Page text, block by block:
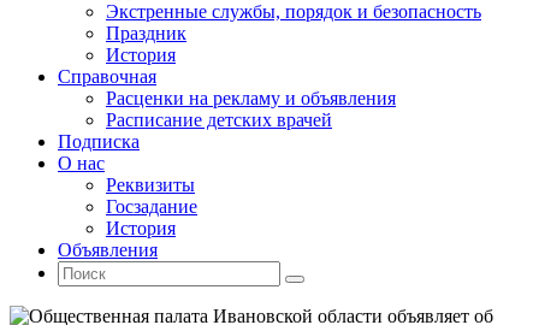
Экстренные службы, порядок и безопасность
Праздник
История
Справочная
Расценки на рекламу и объявления
Расписание детских врачей
Подписка
О нас
Реквизиты
Госзадание
История
Объявления
Поиск
Искать:
Поиск